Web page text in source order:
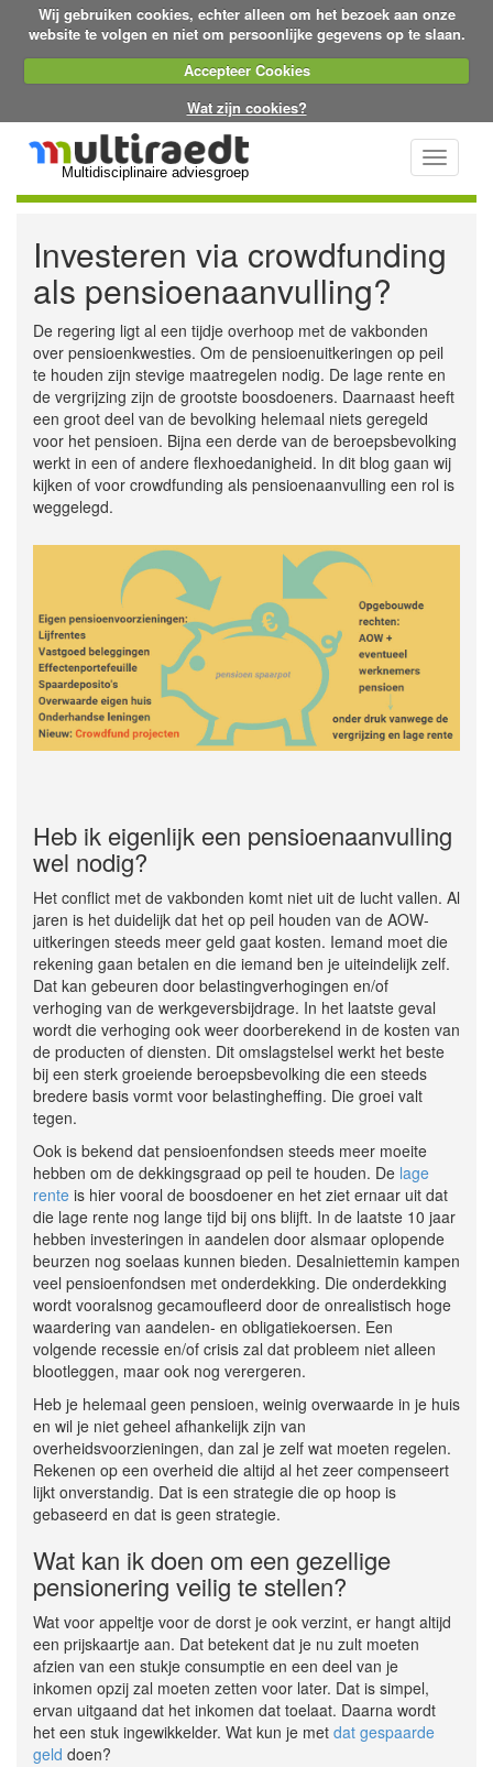
Wij gebruiken cookies, echter alleen om het bezoek aan onze
website te volgen en niet om persoonlijke gegevens op te slaan.
Accepteer Cookies
Wat zijn cookies?
Multidisciplinaire adviesgroep
Toggle
Investeren via crowdfunding
als pensioenaanvulling?
De regering ligt al een tijdje overhoop met de vakbonden
over pensioenkwesties. Om de pensioenuitkeringen op peil
te houden zijn stevige maatregelen nodig. De lage rente en
de vergrijzing zijn de grootste boosdoeners. Daarnaast heeft
een groot deel van de bevolking helemaal niets geregeld
voor het pensioen. Bijna een derde van de beroepsbevolking
werkt in een of andere flexhoedanigheid. In dit blog gaan wij
kijken of voor crowdfunding als pensioenaanvulling een rol is
weggelegd.
Heb ik eigenlijk een pensioenaanvulling
wel nodig?
Het conflict met de vakbonden komt niet uit de lucht vallen. Al
jaren is het duidelijk dat het op peil houden van de AOW-
uitkeringen steeds meer geld gaat kosten. Iemand moet die
rekening gaan betalen en die iemand ben je uiteindelijk zelf.
Dat kan gebeuren door belastingverhogingen en/of
verhoging van de werkgeversbijdrage. In het laatste geval
wordt die verhoging ook weer doorberekend in de kosten van
de producten of diensten. Dit omslagstelsel werkt het beste
bij een sterk groeiende beroepsbevolking die een steeds
bredere basis vormt voor belastingheffing. Die groei valt
tegen.
Ook is bekend dat pensioenfondsen steeds meer moeite
hebben om de dekkingsgraad op peil te houden. De lage
rente is hier vooral de boosdoener en het ziet ernaar uit dat
die lage rente nog lange tijd bij ons blijft. In de laatste 10 jaar
hebben investeringen in aandelen door alsmaar oplopende
beurzen nog soelaas kunnen bieden. Desalniettemin kampen
veel pensioenfondsen met onderdekking. Die onderdekking
wordt vooralsnog gecamoufleerd door de onrealistisch hoge
waardering van aandelen- en obligatiekoersen. Een
volgende recessie en/of crisis zal dat probleem niet alleen
blootleggen, maar ook nog verergeren.
Heb je helemaal geen pensioen, weinig overwaarde in je huis
en wil je niet geheel afhankelijk zijn van
overheidsvoorzieningen, dan zal je zelf wat moeten regelen.
Rekenen op een overheid die altijd al het zeer compenseert
lijkt onverstandig. Dat is een strategie die op hoop is
gebaseerd en dat is geen strategie.
Wat kan ik doen om een gezellige
pensionering veilig te stellen?
Wat voor appeltje voor de dorst je ook verzint, er hangt altijd
een prijskaartje aan. Dat betekent dat je nu zult moeten
afzien van een stukje consumptie en een deel van je
inkomen opzij zal moeten zetten voor later. Dat is simpel,
ervan uitgaand dat het inkomen dat toelaat. Daarna wordt
het een stuk ingewikkelder. Wat kun je met dat gespaarde
geld doen?